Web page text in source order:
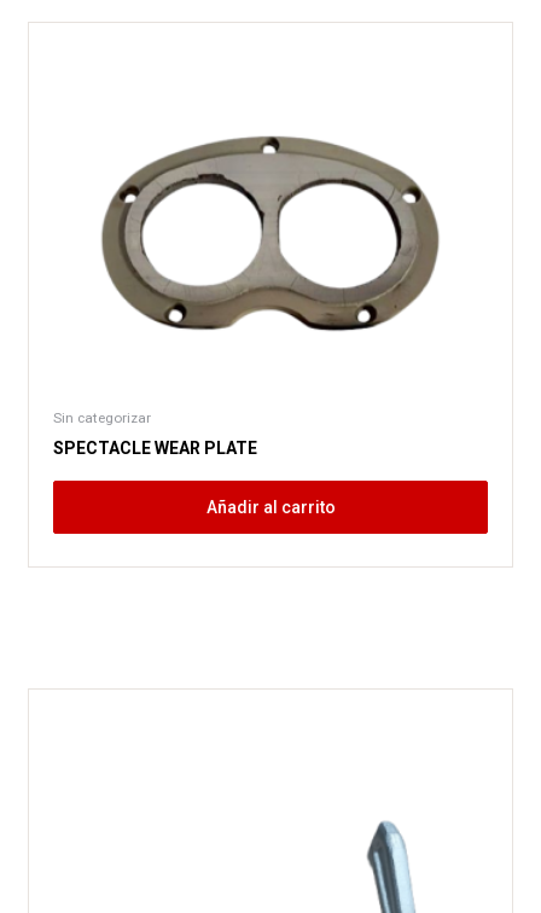
Sin categorizar
SPECTACLE WEAR PLATE
Añadir al carrito